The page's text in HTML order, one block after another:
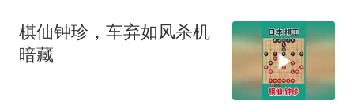
棋仙钟珍，车弃如风杀机
暗藏